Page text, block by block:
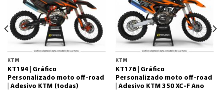
KTM
KT194 | Gráfico
Personalizado moto off-road
| Adesivo KTM (todas)
KTM
KT176 | Gráfico
Personalizado moto off-road
| Adesivo KTM 350 XC-F Ano